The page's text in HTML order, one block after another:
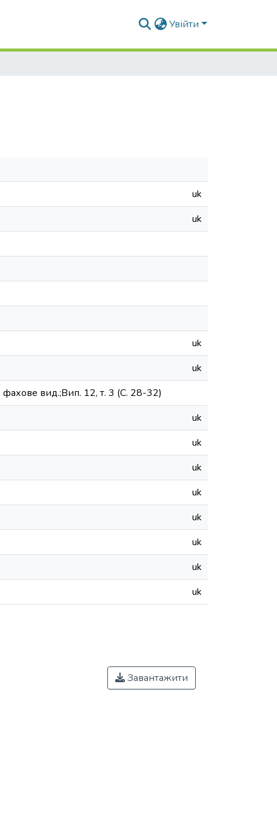
Увійти
uk
uk
uk
uk
фахове вид.;Вип. 12, т. 3 (С. 28-32)
uk
uk
uk
uk
uk
uk
uk
uk
Завантажити